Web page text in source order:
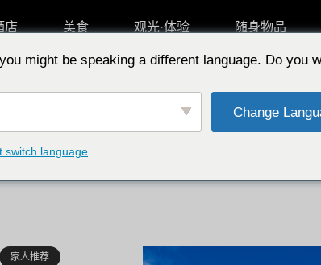
店 美食 观光·体验 随身物品
按特点选择 从专题
家人推荐
might be speaking a different language. Do you
Change
switch language